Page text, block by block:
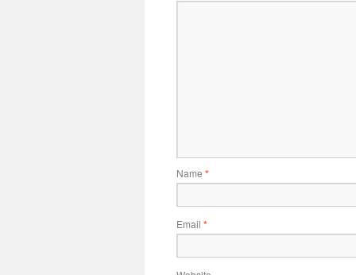
Name *
Email *